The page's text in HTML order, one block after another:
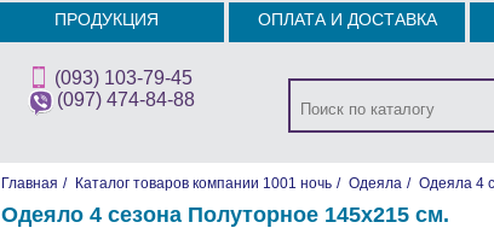
ПРОДУКЦИЯ ОПЛАТА И ДОСТАВКА
(093) 103-79-45
(097) 474-84-88
Главная / Каталог товаров компании 1001 ночь / Одеяла / Одеяла 4
Одеяло 4 сезона Полуторное 145х215 см.